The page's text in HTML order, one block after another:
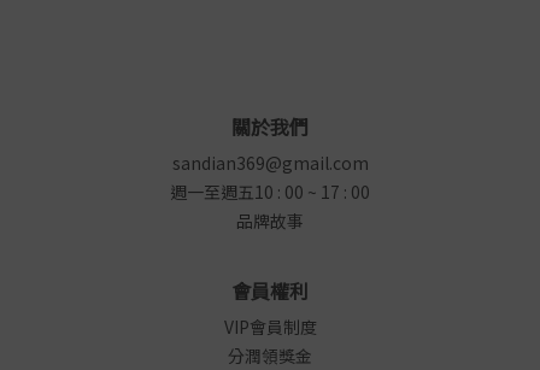
關於我們
sandian369@gmail.com
週一至週五10 : 00 ~ 17 : 00
品牌故事
會員權利
VIP會員制度
分潤領獎金